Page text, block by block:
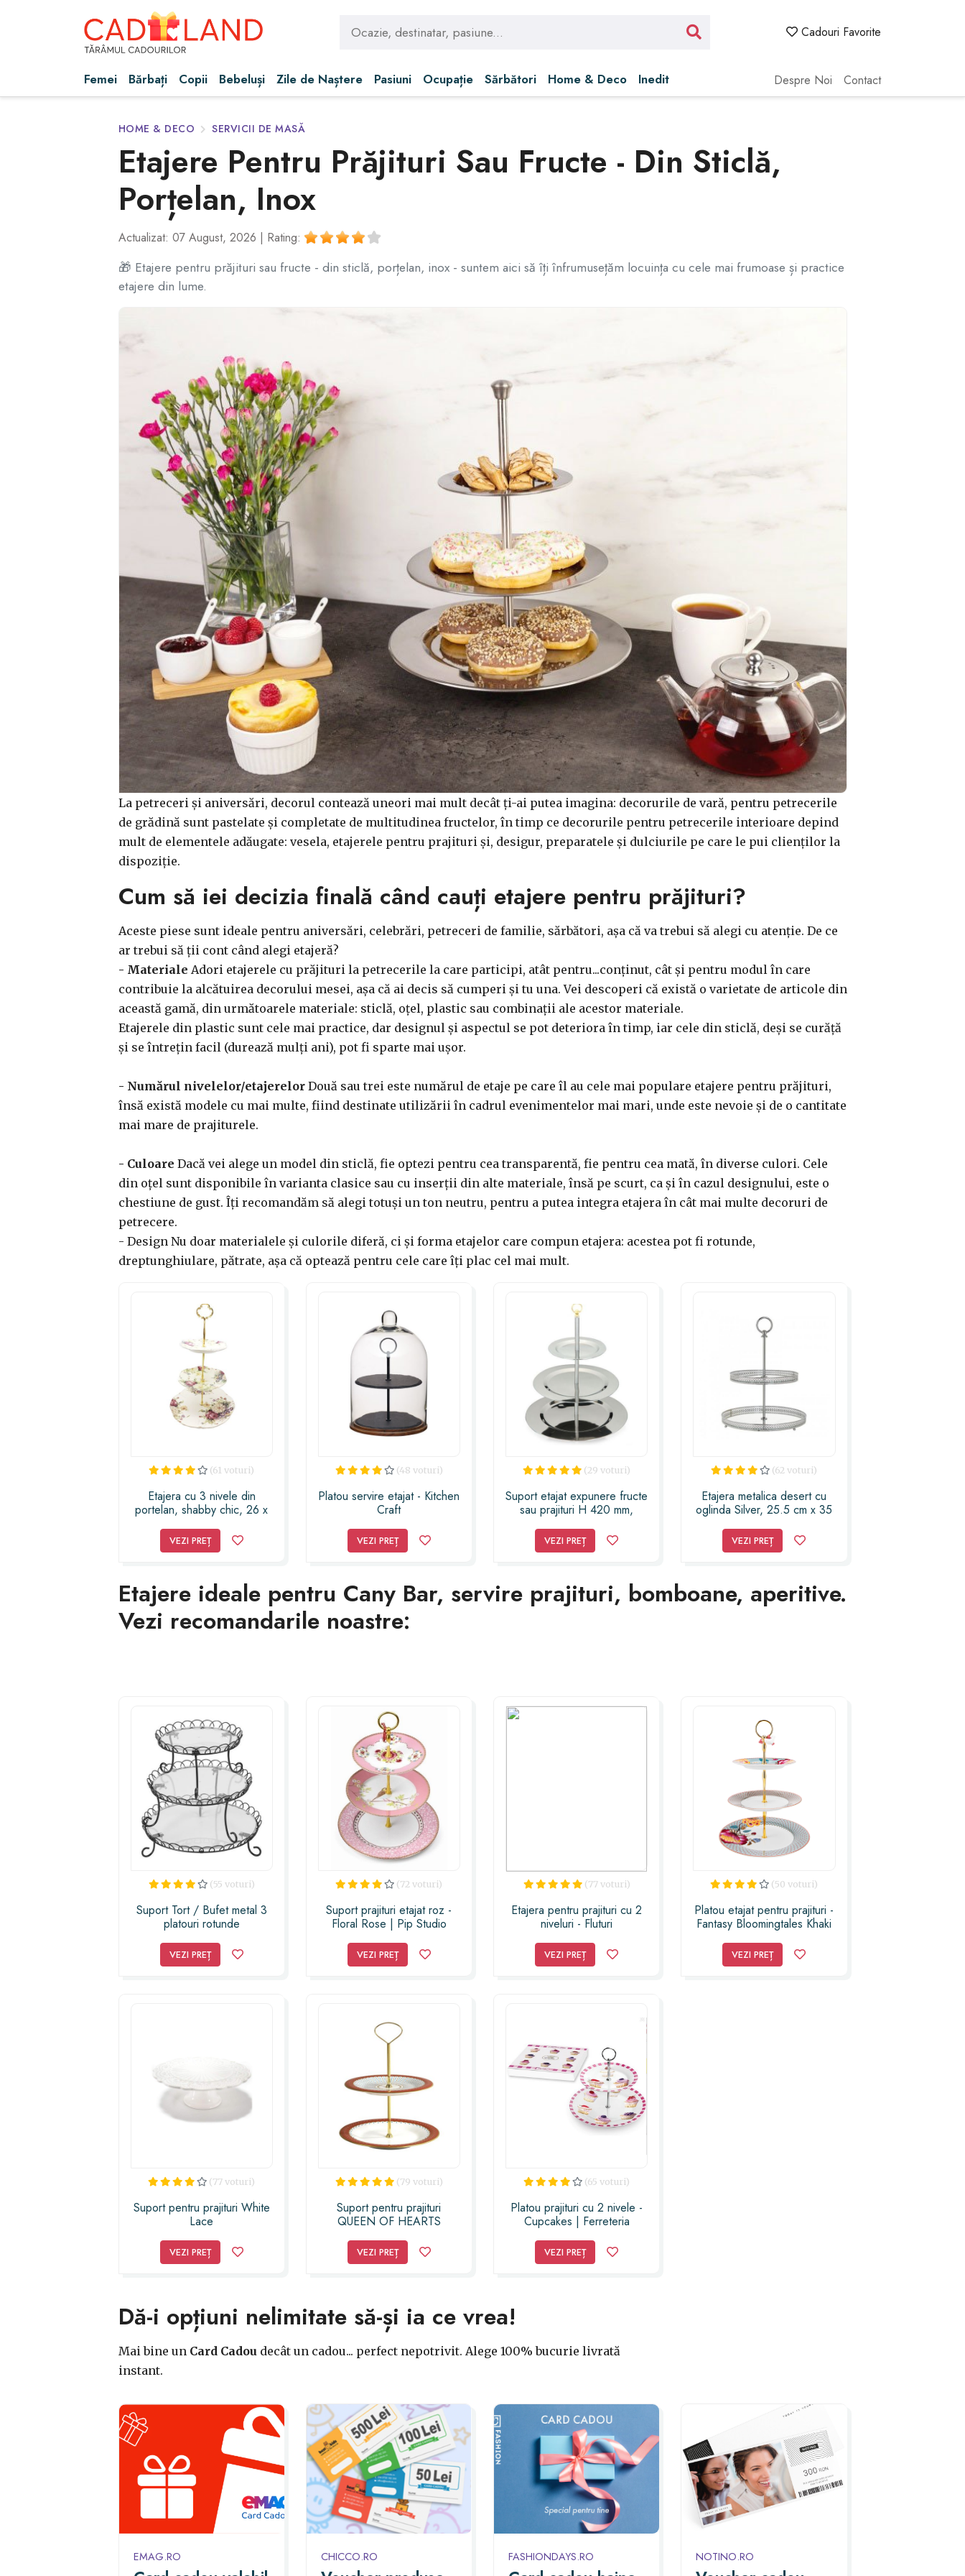
Cadouri Favorite
Femei Bărbați Copii Bebeluși Zile de Naștere Pasiuni Ocupație Sărbători Home & Deco Inedit Despre Noi Contact
HOME & DECO SERVICII DE MASĂ
Etajere Pentru Prăjituri Sau Fructe - Din Sticlă,
Porțelan, Inox
Actualizat: 07 August, 2026 | Rating:
🎁 Etajere pentru prăjituri sau fructe - din sticlă, porțelan, inox - suntem aici să îți înfrumusețăm locuința cu cele mai frumoase și practice
etajere din lume.
La petreceri și aniversări, decorul contează uneori mai mult decât ți-ai putea imagina: decorurile de vară, pentru petrecerile
de grădină sunt pastelate și completate de multitudinea fructelor, în timp ce decorurile pentru petrecerile interioare depind
mult de elementele adăugate: vesela, etajerele pentru prajituri și, desigur, preparatele și dulciurile pe care le pui clienților la
dispoziție.
Cum să iei decizia finală când cauți etajere pentru prăjituri?
Aceste piese sunt ideale pentru aniversări, celebrări, petreceri de familie, sărbători, așa că va trebui să alegi cu atenție. De ce
ar trebui să ții cont când alegi etajeră?
- Materiale Adori etajerele cu prăjituri la petrecerile la care participi, atât pentru...conținut, cât și pentru modul în care
contribuie la alcătuirea decorului mesei, așa că ai decis să cumperi și tu una. Vei descoperi că există o varietate de articole din
această gamă, din următoarele materiale: sticlă, oțel, plastic sau combinații ale acestor materiale.
Etajerele din plastic sunt cele mai practice, dar designul și aspectul se pot deteriora în timp, iar cele din sticlă, deși se curăță
și se întrețin facil (durează mulți ani), pot fi sparte mai ușor.
- Numărul nivelelor/etajerelor Două sau trei este numărul de etaje pe care îl au cele mai populare etajere pentru prăjituri,
însă există modele cu mai multe, fiind destinate utilizării în cadrul evenimentelor mai mari, unde este nevoie și de o cantitate
mai mare de prajiturele.
- Culoare Dacă vei alege un model din sticlă, fie optezi pentru cea transparentă, fie pentru cea mată, în diverse culori. Cele
din oțel sunt disponibile în varianta clasice sau cu inserții din alte materiale, însă pe scurt, ca și în cazul designului, este o
chestiune de gust. Îți recomandăm să alegi totuși un ton neutru, pentru a putea integra etajera în cât mai multe decoruri de
petrecere.
- Design Nu doar materialele și culorile diferă, ci și forma etajelor care compun etajera: acestea pot fi rotunde,
dreptunghiulare, pătrate, așa că optează pentru cele care îți plac cel mai mult.
(61 voturi)
Etajera cu 3 nivele din
portelan, shabby chic, 26 x
VEZI PREȚ
(48 voturi)
Platou servire etajat - Kitchen
Craft
VEZI PREȚ
(29 voturi)
Suport etajat expunere fructe
sau prajituri H 420 mm,
VEZI PREȚ
(62 voturi)
Etajera metalica desert cu
oglinda Silver, 25.5 cm x 35
VEZI PREȚ
Etajere ideale pentru Cany Bar, servire prajituri, bomboane, aperitive.
Vezi recomandarile noastre:
(55 voturi)
Suport Tort / Bufet metal 3
platouri rotunde
VEZI PREȚ
(72 voturi)
Suport prajituri etajat roz -
Floral Rose | Pip Studio
VEZI PREȚ
(77 voturi)
Etajera pentru prajituri cu 2
niveluri - Fluturi
VEZI PREȚ
(50 voturi)
Platou etajat pentru prajituri -
Fantasy Bloomingtales Khaki
VEZI PREȚ
(77 voturi)
Suport pentru prajituri White
Lace
VEZI PREȚ
(79 voturi)
Suport pentru prajituri
QUEEN OF HEARTS
VEZI PREȚ
(65 voturi)
Platou prajituri cu 2 nivele -
Cupcakes | Ferreteria
VEZI PREȚ
Dă-i opțiuni nelimitate să-și ia ce vrea!
Mai bine un Card Cadou decât un cadou... perfect nepotrivit. Alege 100% bucurie livrată
instant.
EMAG.RO CHICCO.RO FASHIONDAYS.RO NOTINO.RO